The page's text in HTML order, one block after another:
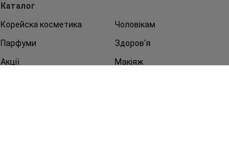
Каталог
Корейска косметика
Чоловікам
Парфуми
Здоров'я
Акції
Макіяж